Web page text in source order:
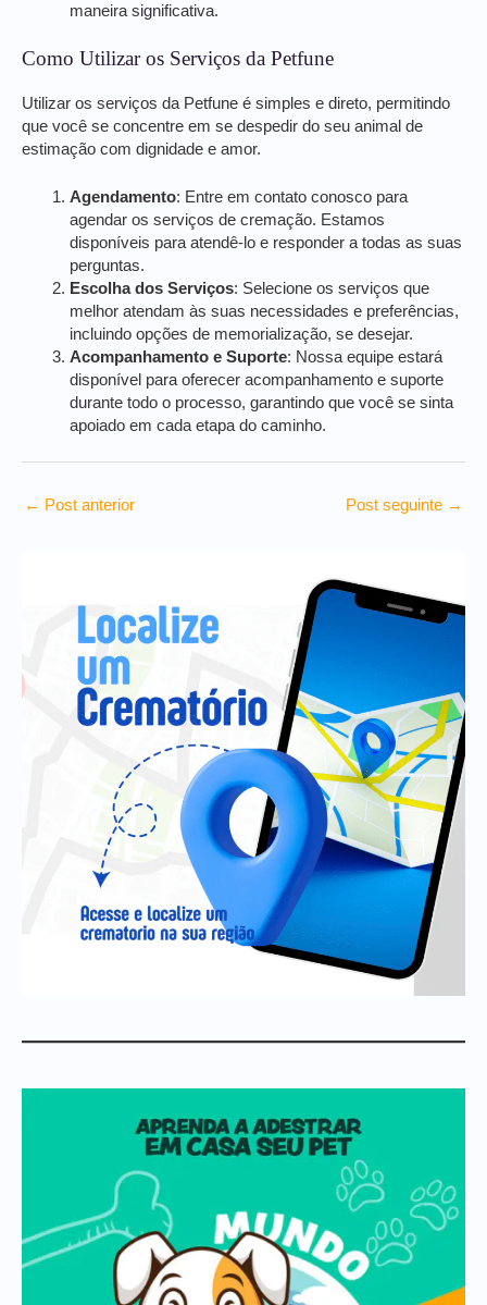
maneira significativa.
Como Utilizar os Serviços da Petfune
Utilizar os serviços da Petfune é simples e direto, permitindo
que você se concentre em se despedir do seu animal de
estimação com dignidade e amor.
Agendamento: Entre em contato conosco para
agendar os serviços de cremação. Estamos
disponíveis para atendê-lo e responder a todas as suas
perguntas.
Escolha dos Serviços: Selecione os serviços que
melhor atendam às suas necessidades e preferências,
incluindo opções de memorialização, se desejar.
Acompanhamento e Suporte: Nossa equipe estará
disponível para oferecer acompanhamento e suporte
durante todo o processo, garantindo que você se sinta
apoiado em cada etapa do caminho.
← Post anterior Post seguinte →